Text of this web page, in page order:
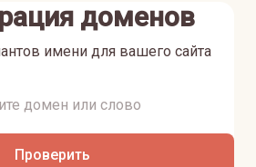
доменов
имени для вашего сайта
Проверить